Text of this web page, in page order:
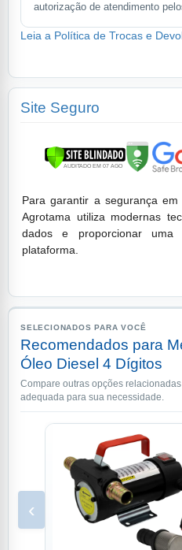
autorização de atendimento
Leia a Política de Trocas e
Site Seguro
Para garantir a segurança
Agrotama utiliza modernas
dados e proporcionar uma
plataforma.
SELECIONADOS PARA VOCÊ
Recomendados para
Óleo Diesel 4 Dígitos
Compare outras opções
adequada para sua necessidade.
‹